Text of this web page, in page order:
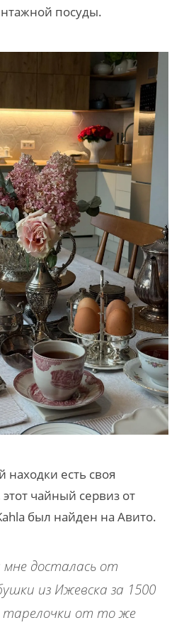
посуды.
есть своя
чайный сервиз от
был найден на Авито.
досталась от
из Ижевска за 1500
тарелочки от то же